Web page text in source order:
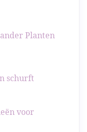
Planten
schurft
voor